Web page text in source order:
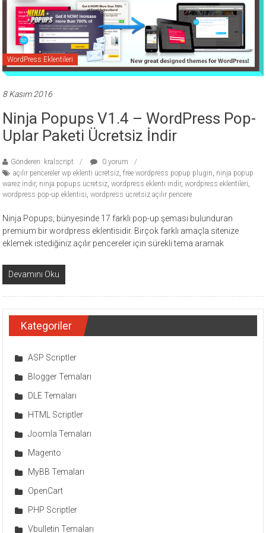
ücretli
temalar,
wordpress
temaları,
php
theme
sitesi.
WordPress Eklentileri
8 Kasım 2016
Ninja Popups V1.4 – WordPress Pop-
Uplar Paketi Ücretsiz İndir
Gönderen: kralscript
0 yorum
açılır pencereler wp eklenti ücretsiz,free wordpress popup plugin, ninja popup
warez indir, ninja popups ücretsiz,wordpress eklenti indir,wordpress eklentileri,
wordpress pop-up eklentisi,wordpress ücretsiz açılır pencere
Ninja Popups, bünyesinde 17 farklı pop-up şeması bulunduran
premium bir wordpress eklentisidir. Birçok farklı amaçla sitenize
eklemek istediğiniz açılır pencereler için sürekli tema aramak
Devamını Oku
Kategoriler
ASP Scriptler
Blogger Temaları
DLE Temaları
HTML Scriptler
Joomla Temaları
Magento
MyBB Temaları
OpenCart
PHP Scriptler
Vbulletin Temaları